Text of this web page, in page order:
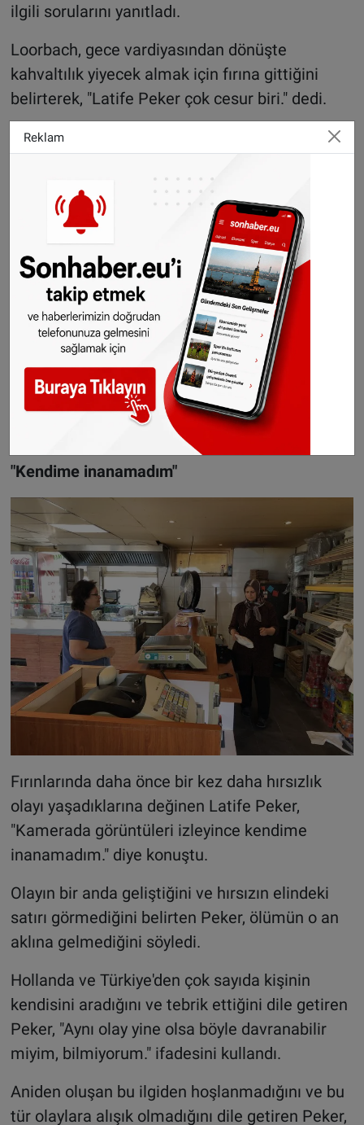
ilgili sorularını yanıtladı.
Loorbach, gece vardiyasından dönüşte
kahvaltılık yiyecek almak için fırına gittiğini
belirterek, "Latife Peker çok cesur biri." dedi.
Çığlık ve bağrışmaları duyunca dükkana
hırsız bana doğru yönelip kapıdan kaçmaya
çalışıyordu, o sırada biz de biraz boğuştuk."
ifadelerini kullandı.
Loorbach, hırsızın kaçmaya çalışırken kapının
önünde bulunan bisikletine takıldığını, ufak bir
sendelemenin ardından koşarak kaçmaya
devam ettiğini anlattı.
Olayın ardından Peker'in şaşkınlığını
atamadığını dile getiren Loorbach, ailesi gelene
kadar Peker'in yanında beklediğini ifade etti.
"Kendime inanamadım"
Fırınlarında daha önce bir kez daha hırsızlık
olayı yaşadıklarına değinen Latife Peker,
"Kamerada görüntüleri izleyince kendime
inanamadım." diye konuştu.
Olayın bir anda geliştiğini ve hırsızın elindeki
satırı görmediğini belirten Peker, ölümün o an
aklına gelmediğini söyledi.
Hollanda ve Türkiye'den çok sayıda kişinin
kendisini aradığını ve tebrik ettiğini dile getiren
Peker, "Aynı olay yine olsa böyle davranabilir
miyim, bilmiyorum." ifadesini kullandı.
Aniden oluşan bu ilgiden hoşlanmadığını ve bu
tür olaylara alışık olmadığını dile getiren Peker,
Reklam